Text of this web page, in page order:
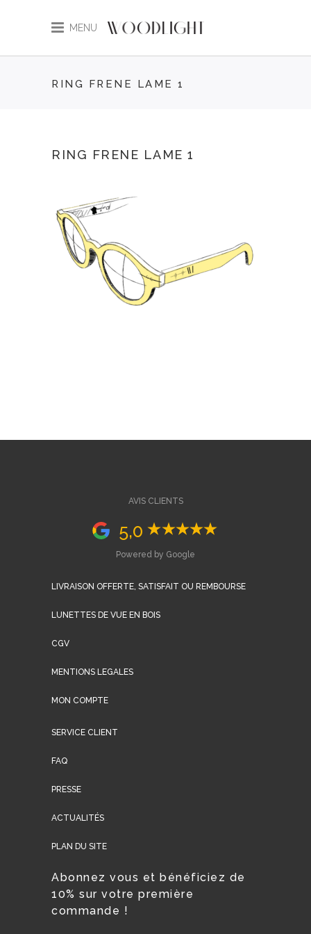
MENU
RING FRENE LAME 1
RING FRENE LAME 1
AVIS CLIENTS
5,0
Powered by Google
LIVRAISON OFFERTE, SATISFAIT OU REMBOURSE
LUNETTES DE VUE EN BOIS
CGV
MENTIONS LEGALES
MON COMPTE
SERVICE CLIENT
FAQ
PRESSE
ACTUALITÉS
PLAN DU SITE
Abonnez vous et bénéficiez de
10% sur votre première
commande !